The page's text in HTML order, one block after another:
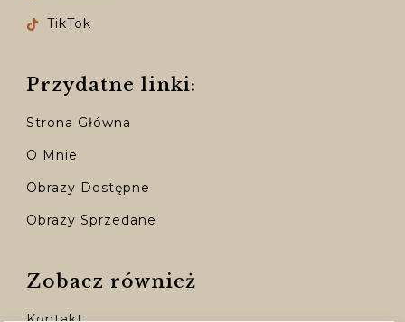
TikTok
Przydatne linki:
Strona Główna
O Mnie
Obrazy Dostępne
Obrazy Sprzedane
Zobacz również